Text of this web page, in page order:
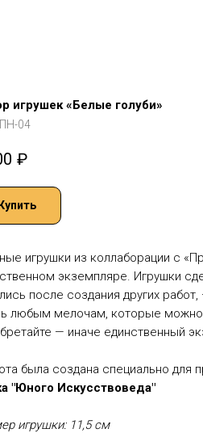
игрушек «Белые голуби»
ПН-04
₽
Купить
игрушки из коллаборации с
экземпляре. Игрушки
после создания других
любым мелочам, которые можно
— иначе единственный
была создана специально для
"Юного Искусствоведа"
игрушки: 11,5 см